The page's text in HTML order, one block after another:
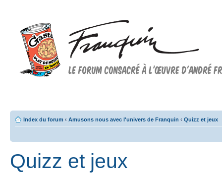
Index du forum ‹ Amusons nous avec l'univers de Franquin ‹ Quizz et jeux
Quizz et jeux